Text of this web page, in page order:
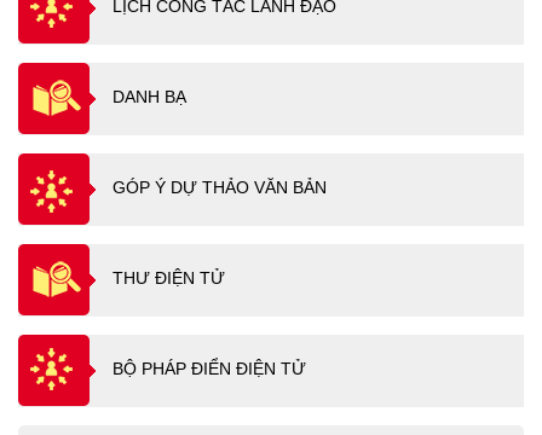
LỊCH CÔNG TÁC LÃNH ĐẠO
DANH BẠ
GÓP Ý DỰ THẢO VĂN BẢN
THƯ ĐIỆN TỬ
BỘ PHÁP ĐIỂN ĐIỆN TỬ